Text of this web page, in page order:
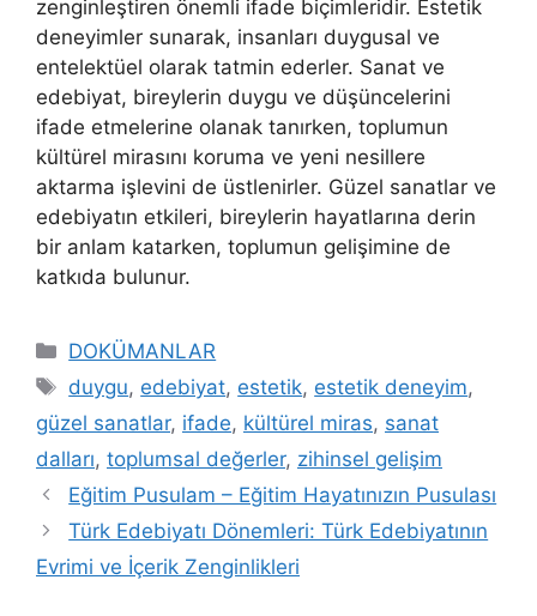
zenginleştiren önemli ifade biçimleridir. Estetik
deneyimler sunarak, insanları duygusal ve
entelektüel olarak tatmin ederler. Sanat ve
edebiyat, bireylerin duygu ve düşüncelerini
ifade etmelerine olanak tanırken, toplumun
kültürel mirasını koruma ve yeni nesillere
aktarma işlevini de üstlenirler. Güzel sanatlar ve
edebiyatın etkileri, bireylerin hayatlarına derin
bir anlam katarken, toplumun gelişimine de
katkıda bulunur.
Kategoriler
DOKÜMANLAR
Etiketler
duygu, edebiyat, estetik, estetik deneyim,
güzel sanatlar, ifade, kültürel miras, sanat
dalları, toplumsal değerler, zihinsel gelişim
Eğitim Pusulam – Eğitim Hayatınızın Pusulası
Türk Edebiyatı Dönemleri: Türk Edebiyatının
Evrimi ve İçerik Zenginlikleri